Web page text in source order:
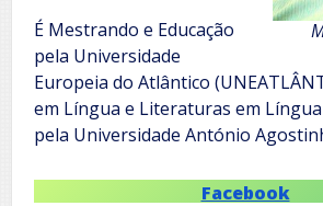
É Mestrando e Educação
pela Universidade
Europeia do Atlântico
em Língua e Literaturas em
pela Universidade António
Facebook